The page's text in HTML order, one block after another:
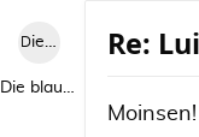
Die blaue Luise
Die blaue Luise
Re:
Moinsen!